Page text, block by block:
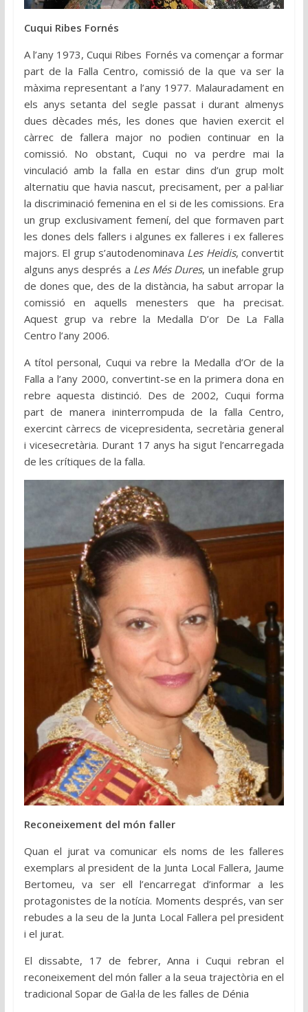
Cuqui Ribes Fornés
A l’any 1973, Cuqui Ribes Fornés va començar a formar
part de la Falla Centro, comissió de la que va ser la
màxima representant a l’any 1977. Malauradament en
els anys setanta del segle passat i durant almenys
dues dècades més, les dones que havien exercit el
càrrec de fallera major no podien continuar en la
comissió. No obstant, Cuqui no va perdre mai la
vinculació amb la falla en estar dins d’un grup molt
alternatiu que havia nascut, precisament, per a pal·liar
la discriminació femenina en el si de les comissions. Era
un grup exclusivament femení, del que formaven part
les dones dels fallers i algunes ex falleres i ex falleres
majors. El grup s’autodenominava Les Heidis, convertit
alguns anys després a Les Més Dures, un inefable grup
de dones que, des de la distància, ha sabut arropar la
comissió en aquells menesters que ha precisat.
Aquest grup va rebre la Medalla D’or De La Falla
Centro l’any 2006.
A títol personal, Cuqui va rebre la Medalla d’Or de la
Falla a l’any 2000, convertint-se en la primera dona en
rebre aquesta distinció. Des de 2002, Cuqui forma
part de manera ininterrompuda de la falla Centro,
exercint càrrecs de vicepresidenta, secretària general
i vicesecretària. Durant 17 anys ha sigut l’encarregada
de les crítiques de la falla.
Reconeixement del món faller
Quan el jurat va comunicar els noms de les falleres
exemplars al president de la Junta Local Fallera, Jaume
Bertomeu, va ser ell l’encarregat d’informar a les
protagonistes de la notícia. Moments després, van ser
rebudes a la seu de la Junta Local Fallera pel president
i el jurat.
El dissabte, 17 de febrer, Anna i Cuqui rebran el
reconeixement del món faller a la seua trajectòria en el
tradicional Sopar de Gal·la de les falles de Dénia